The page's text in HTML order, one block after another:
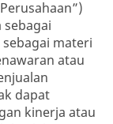
materi
atau
dapat
kinerja atau